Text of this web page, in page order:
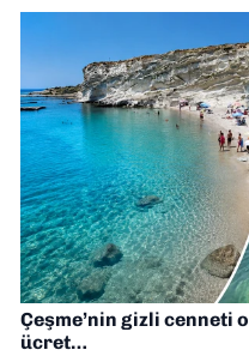
Çeşme’nin gizli cenneti
ücret…